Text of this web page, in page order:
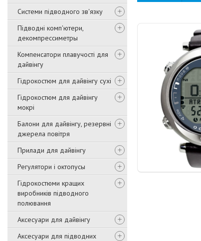
Системи підводного зв'язку
Підводні комп'ютери,
декомпрессиметры
Компенсатори плавучості для
дайвінгу
Гідрокостюм для дайвінгу сухі
Гідрокостюм для дайвінгу
мокрі
Балони для дайвінгу, резервні
джерела повітря
Прилади для дайвінгу
Регулятори і октопусы
Гідрокостюми кращих
виробників підводного
полювання
Аксесуари для дайвінгу
Аксесуари для підводних